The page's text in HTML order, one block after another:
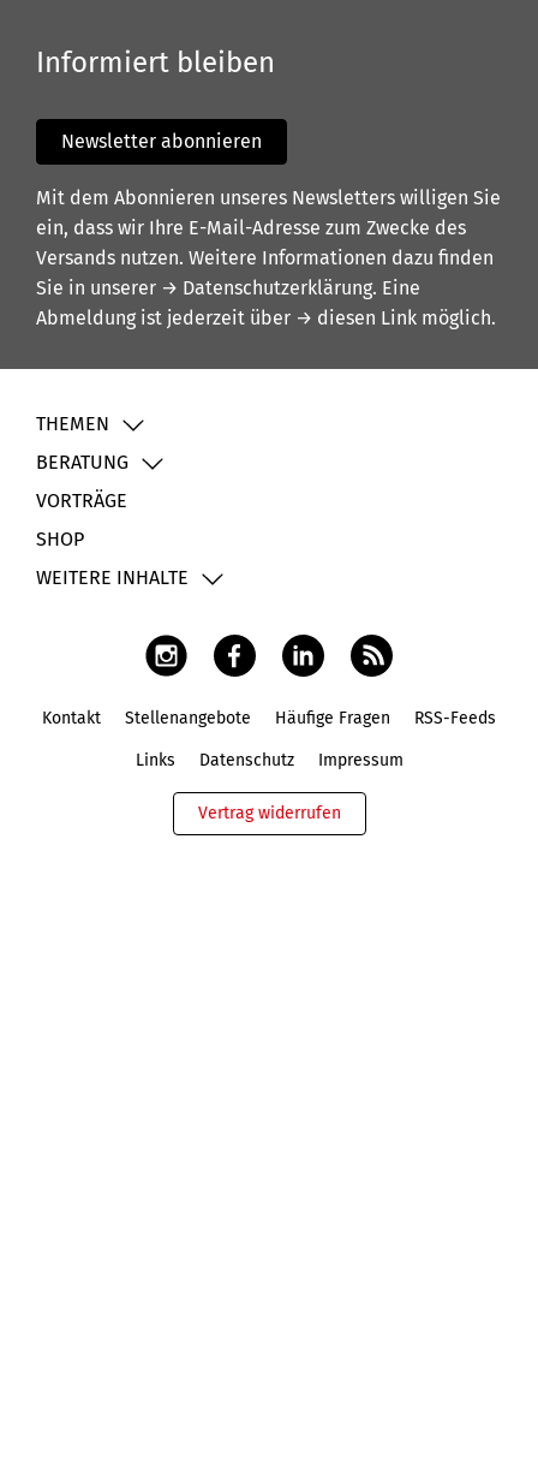
Informiert bleiben
Newsletter abonnieren
Mit dem Abonnieren unseres Newsletters willigen Sie
ein, dass wir Ihre E-Mail-Adresse zum Zwecke des
Versands nutzen. Weitere Informationen dazu finden
Sie in unserer → Datenschutzerklärung. Eine
Abmeldung ist jederzeit über → diesen Link möglich.
THEMEN
BERATUNG
VORTRÄGE
SHOP
WEITERE INHALTE
Kontakt Stellenangebote Häufige Fragen RSS-Feeds
Links Datenschutz Impressum
Vertrag widerrufen